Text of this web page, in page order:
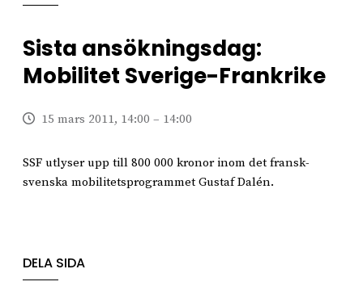
Sista ansökningsdag:
Mobilitet Sverige-Frankrike
15 mars 2011, 14:00 – 14:00
SSF utlyser upp till 800 000 kronor inom det fransk-
svenska mobilitetsprogrammet Gustaf Dalén.
DELA SIDA